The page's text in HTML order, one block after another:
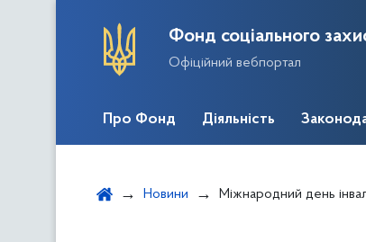
Фонд соціального
Офіційний вебпортал
Про Фонд Діяльність
Новини Міжнародний день